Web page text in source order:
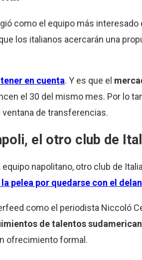
como el equipo más
los italianos acercarán una
en cuenta. Y es que el
el 30 del mismo mes. Por lo
de transferencias.
el otro club de
napolitano, otro club de
pelea por quedarse con el
como el periodista Niccoló
de talentos
ofrecimiento formal.